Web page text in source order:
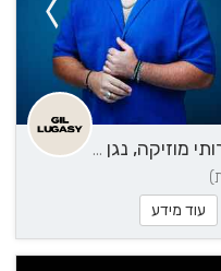
גיל לוגסי - תקליטנים - DJ, שירותי מוזיקה, נגן / הרכב מוזיקלי
עוד מידע